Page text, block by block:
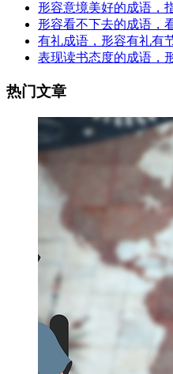
形容意境美好的成语，
形容看不下去的成语，
有礼成语，形容有礼有
表现读书态度的成语，
热门文章